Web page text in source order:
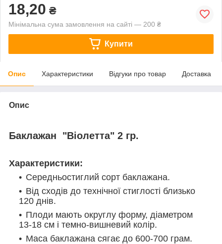
18,20 ₴
Мінімальна сума замовлення на сайті — 200 ₴
Купити
Опис Характеристики Відгуки про товар Доставка
Опис
Баклажан "Віолетта" 2 гр.
Характеристики:
Середньостиглий сорт баклажана.
Від сходів до технічної стиглості близько
120 днів.
Плоди мають округлу форму, діаметром
13-18 см і темно-вишневий колір.
Маса баклажана сягає до 600-700 грам.